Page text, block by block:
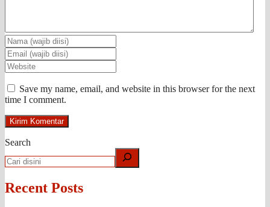
Save my name, email, and website in this browser for the next
time I comment.
Search
Recent Posts